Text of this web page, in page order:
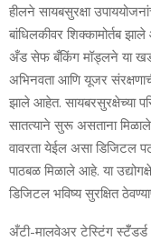
हीलने सायबसुरक्षा
बांधिलकीवर शिक्कामोर्तब
अँड सेफ बँकिंग मॉड्लने या
अभिनवता आणि यूजर
झाले आहेत. सायबरसुरक्षेच्या
सातत्याने सुरू असताना
वावरता येईल असा डिजिटल
पाठबळ मिळाले आहे. या
डिजिटल भविष्य सुरक्षित
अँटी-मालवेअर टेस्टिंग स्टॅँडर्ड